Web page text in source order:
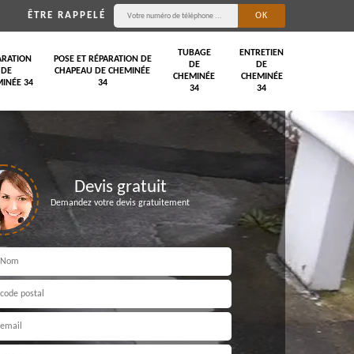
ÊTRE RAPPELÉ
DE
34
POSE ET RÉPARATION DE
CHAPEAU DE CHEMINÉE
34
TUBAGE
DE
CHEMINÉE
34
ENTRETIEN
DE
CHEMINÉE
34
Devis gratuit
Demandez votre devis gratuitement